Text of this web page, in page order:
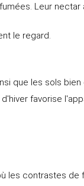
Leur
le regard.
que les sols
favorise
les contrastes de